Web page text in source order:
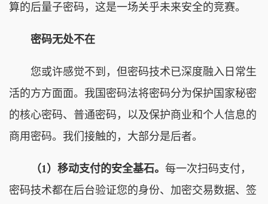
算的后量子密码，这是一场关乎未来安全的竞赛。
密码无处不在
您或许感觉不到，但密码技术已深度融入日常生
活的方方面面。我国密码法将密码分为保护国家秘密
的核心密码、普通密码，以及保护商业和个人信息的
商用密码。我们接触的，大部分是后者。
（1）移动支付的安全基石。 每一次扫码支付，
密码技术都在后台验证您的身份、加密交易数据、签